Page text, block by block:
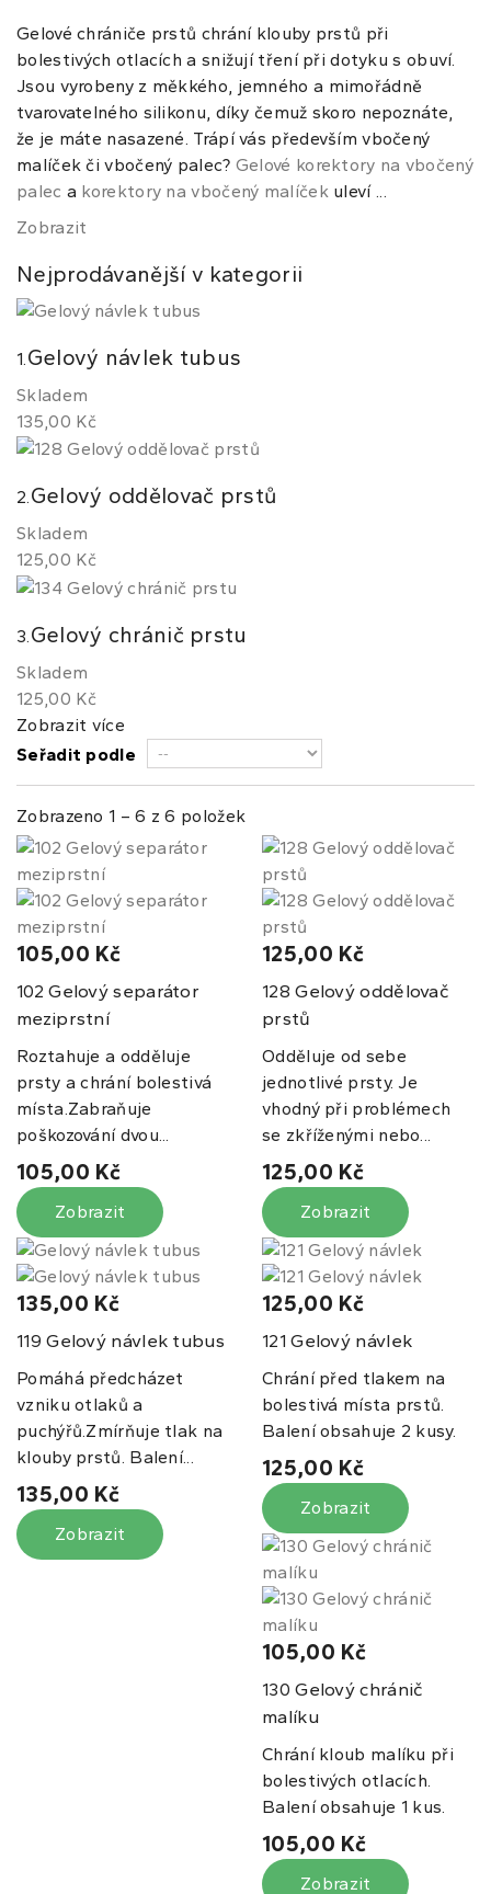
Gelové chrániče prstů chrání klouby prstů při
bolestivých otlacích a snižují tření při dotyku s obuví.
Jsou vyrobeny z měkkého, jemného a mimořádně
tvarovatelného silikonu, díky čemuž skoro nepoznáte,
že je máte nasazené. Trápí vás především vbočený
malíček či vbočený palec? Gelové korektory na vbočený
palec a korektory na vbočený malíčekuleví ...
Zobrazit
Nejprodávanější v kategorii
1.Gelový návlek tubus
Skladem
135,00 Kč
2.Gelový oddělovač prstů
Skladem
125,00 Kč
3. Gelový chránič prstu
Skladem
125,00 Kč
Zobrazit více
Seřadit podle
Zobrazeno 1 – 6 z 6 položek
105,00 Kč
102 Gelový separátor
meziprstní
Roztahuje a odděluje
prsty a chrání bolestivá
místa.Zabraňuje
poškozování dvou...
105,00 Kč
Zobrazit
125,00 Kč
128 Gelový oddělovač
prstů
Odděluje od sebe
jednotlivé prsty. Je
vhodný při problémech
se zkříženými nebo...
125,00 Kč
Zobrazit
135,00 Kč
119 Gelový návlek tubus
Pomáhá předcházet
vzniku otlaků a
puchýřů.Zmírňuje tlak na
klouby prstů. Balení...
135,00 Kč
Zobrazit
125,00 Kč
121 Gelový návlek
Chrání před tlakem na
bolestivá místa prstů.
Balení obsahuje 2 kusy.
125,00 Kč
Zobrazit
105,00 Kč
130 Gelový chránič
malíku
Chrání kloub malíku při
bolestivých otlacích.
Balení obsahuje 1 kus.
105,00 Kč
Zobrazit